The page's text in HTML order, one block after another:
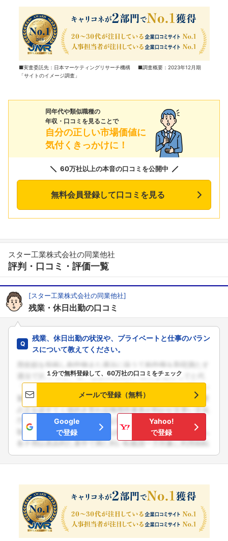
■実査委託先：日本マーケティングリサーチ機構 ■調査概要：2023年12月期
「サイトのイメージ調査」
同年代や類似職種の
年収・口コミを見ることで
自分の正しい市場価値に
気付くきっかけに！
60万社以上の本音の口コミを公開中
無料会員登録して口コミを見る
スター工業株式会社の同業他社
評判・口コミ・評価一覧
[スター工業株式会社の同業他社]
残業・休日出勤の口コミ
残業、休日出勤の状況や、プライベートと仕事のバラン
スについて教えてください。
１分で無料登録して、60万社の口コミをチェック
メールで登録（無料）
Google
で登録
Yahoo!
で登録